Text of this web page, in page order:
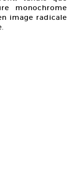
monochrome
image radicale